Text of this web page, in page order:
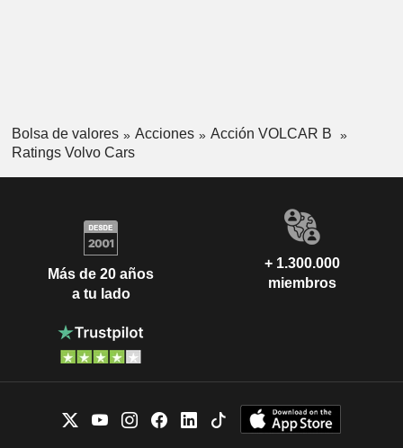
Bolsa de valores Acciones
Acción VOLCAR B
Ratings Volvo Cars
Más de 20 años
a tu lado
+ 1.300.000
miembros